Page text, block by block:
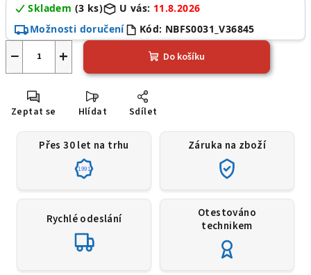
Skladem (3 ks) U vás: 11.8.2026
Možnosti doručení
Kód: NBFS0031_V36845
+
− Do košíku
Zeptat se Hlídat Sdílet
Přes 30 let na trhu
1991
Záruka na zboží
Rychlé odeslání
Otestováno
technikem